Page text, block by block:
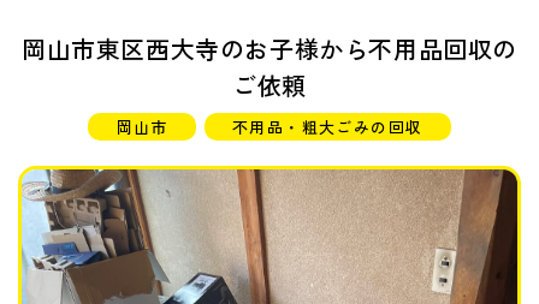
岡山市東区西大寺のお子様から不用品回収の
ご依頼
岡山市 不用品・粗大ごみの回収